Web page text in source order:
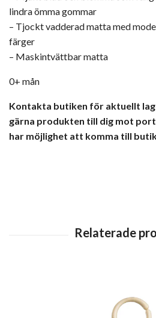
lindra ömma gommar
– Tjockt vadderad matta med
färger
– Maskintvättbar matta
0+ mån
Kontakta butiken för aktuellt
gärna produkten till dig mot
har möjlighet att komma till